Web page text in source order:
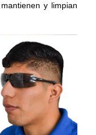
y limpian